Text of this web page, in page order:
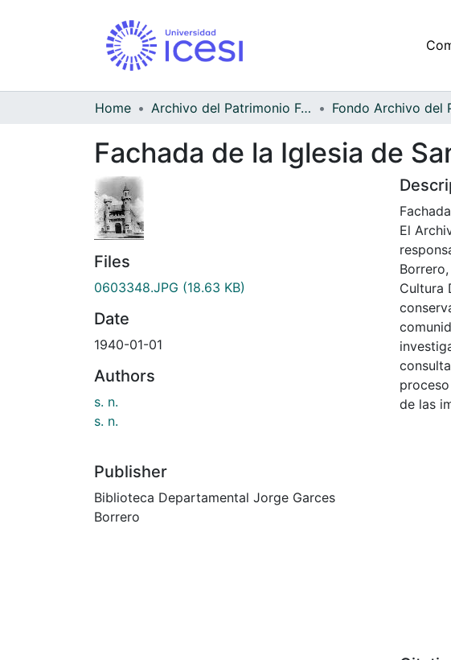
Home Archivo del Patrimonio Fotográfico y Fílmico del Valle del Cauca
Fachada de la Iglesia de
Files
0603348.JPG (18.63 KB)
Date
1940-01-01
Authors
s. n.
s. n.
Publisher
Biblioteca Departamental Jorge Garces
Borrero
El
Cultura
de las